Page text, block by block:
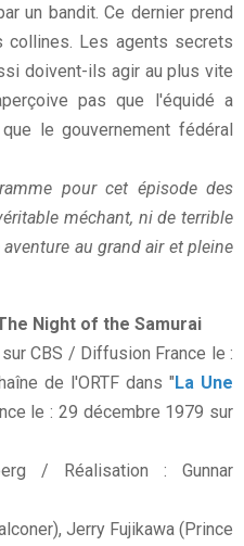
un bandit. Ce dernier prend
Les agents secrets
doivent-ils agir au plus vite
pas que l'équidé a
le gouvernement fédéral
pour cet épisode des
méchant, ni de terrible
au grand air et pleine
Night of the Samurai
CBS / Diffusion France le :
de l'ORTF dans "La Une
le : 29 décembre 1979 sur
/ Réalisation : Gunnar
Jerry Fujikawa (Prince